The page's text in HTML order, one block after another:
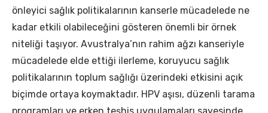
önleyici sağlık politikalarının kanserle mücadelede ne
kadar etkili olabileceğini gösteren önemli bir örnek
niteliği taşıyor. Avustralya’nın rahim ağzı kanseriyle
mücadelede elde ettiği ilerleme, koruyucu sağlık
politikalarının toplum sağlığı üzerindeki etkisini açık
biçimde ortaya koymaktadır. HPV aşısı, düzenli tarama